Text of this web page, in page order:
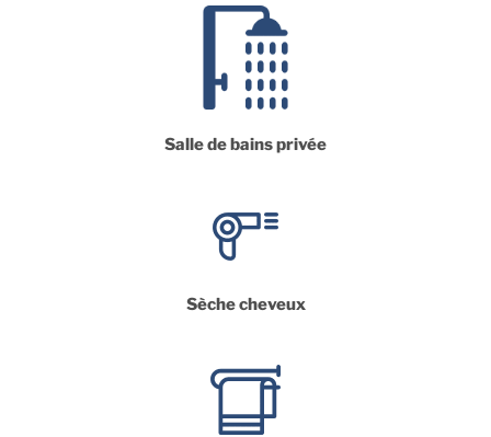
Salle de bains privée
Sèche cheveux